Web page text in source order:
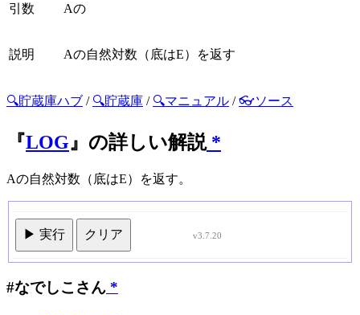
引数 Aの
説明 Aの自然対数（底はE）を返す
🔍貯蔵庫ハブ / 🔍貯蔵庫 / 🔍マニュアル /👓ソース
『LOG』の詳しい解説*
Aの自然対数（底はE）を返す。
▶ 実行 クリア v3.7.20
#なでしこさん *